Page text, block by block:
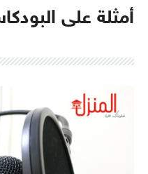
أمثلة على